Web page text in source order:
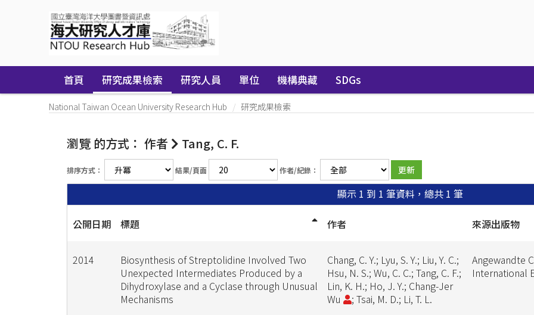
首頁 研究成果檢索 研究人員 單位 機構典藏 SDGs
National Taiwan Ocean University Research Hub 研究成果檢索
瀏覽 的方式： 作者 Tang, C. F.
排序方式： 結果/頁面 作者/紀錄：
顯示 1 到 1 筆資料，總共 1 筆
公開日期 標題 作者 來源出版物
2014
Biosynthesis of Streptolidine Involved Two
Unexpected Intermediates Produced by a
Dihydroxylase and a Cyclase through Unusual
Mechanisms
Chang, C. Y.; Lyu, S. Y.; Liu, Y. C.;
Hsu, N. S.; Wu, C. C.; Tang, C. F.;
Lin, K. H.; Ho, J. Y.; Chang-Jer
Wu
; Tsai, M. D.; Li, T. L.
Angewandte
International